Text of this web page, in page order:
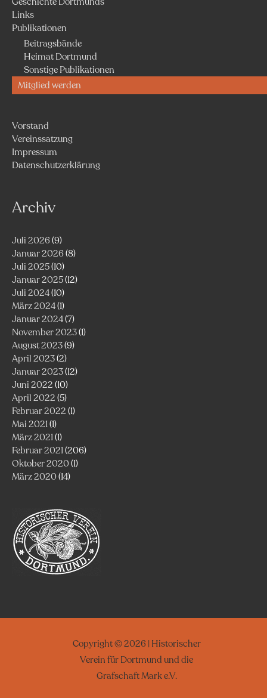
Links
Publikationen
Beitragsbände
Heimat Dortmund
Sonstige Publikationen
Mitglied werden
Vorstand
Vereinssatzung
Impressum
Datenschutzerklärung
Archiv
Juli 2026(9)
Januar 2026(8)
Juli 2025(10)
Januar 2025(12)
Juli 2024(10)
März 2024(1)
Januar 2024(7)
November 2023(1)
August 2023(9)
April 2023(2)
Januar 2023(12)
Juni 2022 (10)
April 2022 (5)
Februar 2022 (1)
Mai 2021(1)
März 2021(1)
Februar 2021(206)
Oktober 2020(1)
März 2020(14)
Copyright © 2026 | Historischer
Verein für Dortmund und die
Grafschaft Mark e.V.